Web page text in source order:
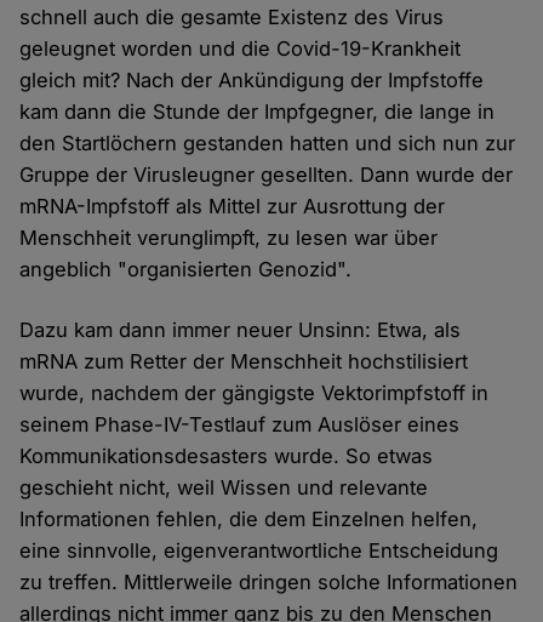
schnell auch die gesamte Existenz des Virus
geleugnet worden und die Covid-19-Krankheit
gleich mit? Nach der Ankündigung der Impfstoffe
kam dann die Stunde der Impfgegner, die lange in
den Startlöchern gestanden hatten und sich nun zur
Gruppe der Virusleugner gesellten. Dann wurde der
mRNA-Impfstoff als Mittel zur Ausrottung der
Menschheit verunglimpft, zu lesen war über
angeblich "organisierten Genozid".
Dazu kam dann immer neuer Unsinn: Etwa, als
mRNA zum Retter der Menschheit hochstilisiert
wurde, nachdem der gängigste Vektorimpfstoff in
seinem Phase-IV-Testlauf zum Auslöser eines
Kommunikationsdesasters wurde. So etwas
geschieht nicht, weil Wissen und relevante
Informationen fehlen, die dem Einzelnen helfen,
eine sinnvolle, eigenverantwortliche Entscheidung
zu treffen. Mittlerweile dringen solche Informationen
allerdings nicht immer ganz bis zu den Menschen